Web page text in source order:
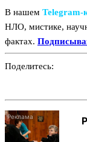
В нашем
НЛО, мистике,
фактах.
Поделитесь: